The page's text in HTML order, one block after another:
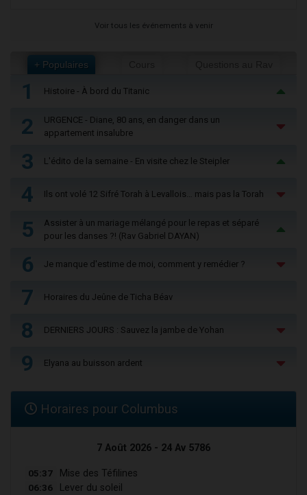
Voir tous les événements à venir
+ Populaires
1 Histoire - À bord du Titanic
2
URGENCE - Diane, 80 ans, en danger dans un
appartement insalubre
3 L'édito de la semaine - En visite chez le Steipler
4 Ils ont volé 12 Sifré Torah à Levallois… mais pas la Torah
5
Assister à un mariage mélangé pour le repas et séparé
pour les danses ?! (Rav Gabriel DAYAN)
6 Je manque d'estime de moi, comment y remédier ?
7 Horaires du Jeûne de Ticha Béav
8 DERNIERS JOURS : Sauvez la jambe de Yohan
9 Elyana au buisson ardent
Horaires pour Columbus
7 Août 2026 - 24 Av 5786
05:37 Mise des Téfilines
06:36 Lever du soleil